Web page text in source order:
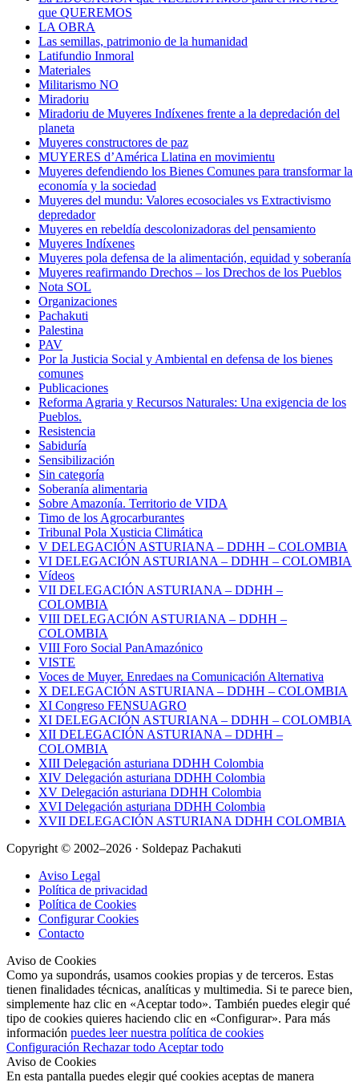
que QUEREMOS
LA OBRA
Las semillas, patrimonio de la humanidad
Latifundio Inmoral
Materiales
Militarismo NO
Miradoriu
Miradoriu de Muyeres Indíxenes frente a la depredación del
planeta
Muyeres constructores de paz
MUYERES d’América Llatina en movimientu
Muyeres defendiendo los Bienes Comunes para transformar la
economía y la sociedad
Muyeres del mundu: Valores ecosociales vs Extractivismo
depredador
Muyeres en rebeldía descolonizadoras del pensamiento
Muyeres Indíxenes
Muyeres pola defensa de la alimentación, equidad y soberanía
Muyeres reafirmando Drechos – los Drechos de los Pueblos
Nota SOL
Organizaciones
Pachakuti
Palestina
PAV
Por la Justicia Social y Ambiental en defensa de los bienes
comunes
Publicaciones
Reforma Agraria y Recursos Naturales: Una exigencia de los
Pueblos.
Resistencia
Sabiduría
Sensibilización
Sin categoría
Soberanía alimentaria
Sobre Amazonía. Territorio de VIDA
Timo de los Agrocarburantes
Tribunal Pola Xusticia Climática
V DELEGACIÓN ASTURIANA – DDHH – COLOMBIA
VI DELEGACIÓN ASTURIANA – DDHH – COLOMBIA
Vídeos
VII DELEGACIÓN ASTURIANA – DDHH –
COLOMBIA
VIII DELEGACIÓN ASTURIANA – DDHH –
COLOMBIA
VIII Foro Social PanAmazónico
VISTE
Voces de Muyer. Enredaes na Comunicación Alternativa
X DELEGACIÓN ASTURIANA – DDHH – COLOMBIA
XI Congreso FENSUAGRO
XI DELEGACIÓN ASTURIANA – DDHH – COLOMBIA
XII DELEGACIÓN ASTURIANA – DDHH –
COLOMBIA
XIII Delegación asturiana DDHH Colombia
XIV Delegación asturiana DDHH Colombia
XV Delegación asturiana DDHH Colombia
XVI Delegación asturiana DDHH Colombia
XVII DELEGACIÓN ASTURIANA DDHH COLOMBIA
Copyright © 2002–2026 · Soldepaz Pachakuti
Aviso Legal
Política de privacidad
Política de Cookies
Configurar Cookies
Contacto
Aviso de Cookies
Como ya supondrás, usamos cookies propias y de terceros. Estas
tienen finalidades técnicas, analíticas y multimedia. Si te parece bien,
simplemente haz clic en «Aceptar todo». También puedes elegir qué
tipo de cookies quieres haciendo clic en «Configurar». Para más
información puedes leer nuestra política de cookies
Configuración Rechazar todo Aceptar todo
Aviso de Cookies
En esta pantalla puedes elegir qué cookies aceptas de manera